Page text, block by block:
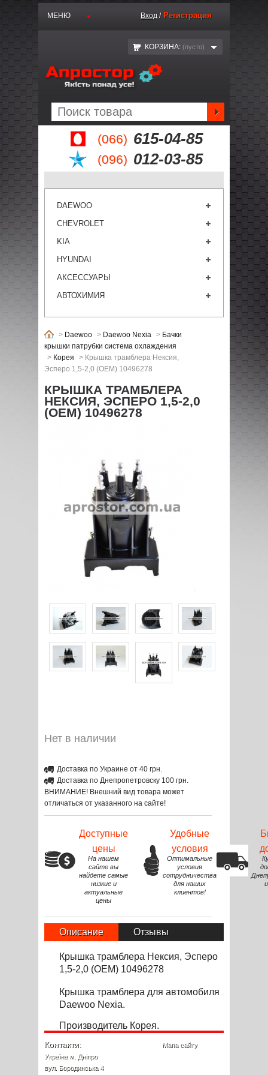
(066) 615-04-85
(096) 012-03-85
МЕНЮ Вход / Регистрация
КОРЗИНА: (пустo)
DAEWOO
CHEVROLET
KIA
HYUNDAI
АКСЕССУАРЫ
АВТОХИМИЯ
> Daewoo > Daewoo Nexia > Бачки
крышки патрубки система охлаждения
> Корея > Крышка трамблера Нексия,
Эсперо 1,5-2,0 (OEM) 10496278
КРЫШКА ТРАМБЛЕРА
НЕКСИЯ, ЭСПЕРО 1,5-2,0
(OEM) 10496278
Нет в наличии
Доставка по Украине от 40 грн.
Доставка по Днепропетровску 100 грн.
ВНИМАНИЕ! Внешний вид товара может
отличаться от указанного на сайте!
Доступные
цены
На нашем
сайте вы
найдете самые
низкие и
актуальные
цены
Удобные
условия
Оптимальные
условия
сотрудничества
для наших
клиентов!
Описание Отзывы
Крышка трамблера Нексия, Эсперо
1,5-2,0 (OEM) 10496278
Крышка трамблера для автомобиля
Daewoo Nexia.
Производитель Корея.
Контакти:
Україна м. Дніпро
вул. Бородинська 4
Мапа сайту